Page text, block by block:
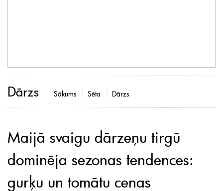
Dārzs Sākums Sēta Dārzs
Maijā svaigu dārzeņu tirgū
dominēja sezonas tendences:
gurķu un tomātu cenas